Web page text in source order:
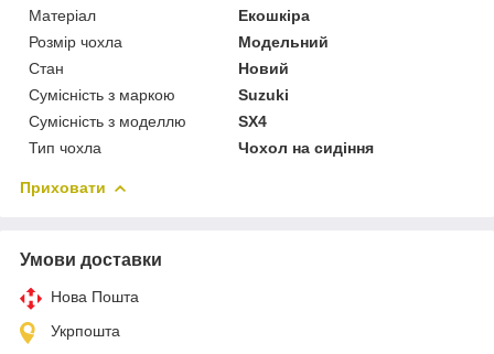
Матеріал
Екошкіра
Розмір чохла
Модельний
Стан
Новий
Сумісність з маркою
Suzuki
Сумісність з моделлю
SX4
Тип чохла
Чохол на сидіння
Приховати
Умови доставки
Нова Пошта
Укрпошта